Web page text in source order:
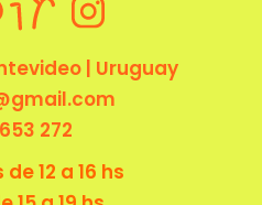
| Uruguay
272
12 a 16 hs